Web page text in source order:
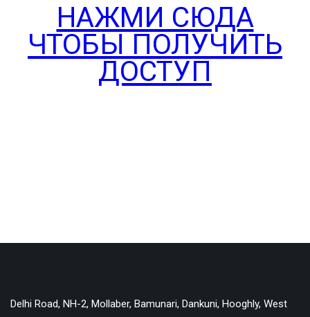
НАЖМИ СЮДА
ЧТОБЫ ПОЛУЧИТЬ
ДОСТУП
Delhi Road, NH-2, Mollaber, Bamunari, Dankuni, Hooghly, West